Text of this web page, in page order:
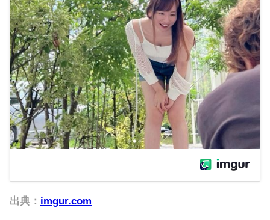
出典： imgur.com